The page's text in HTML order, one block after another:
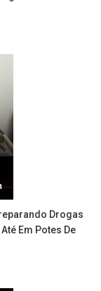
Drogas
Em Potes De